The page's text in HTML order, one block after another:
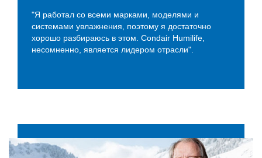
"Я работал со всеми марками, моделями и
системами увлажнения, поэтому я достаточно
хорошо разбираюсь в этом. Condair Humilife,
несомненно, является лидером отрасли".